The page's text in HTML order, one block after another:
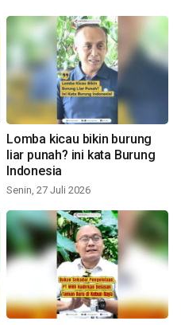
Lomba kicau bikin burung
liar punah? ini kata Burung
Indonesia
Senin, 27 Juli 2026